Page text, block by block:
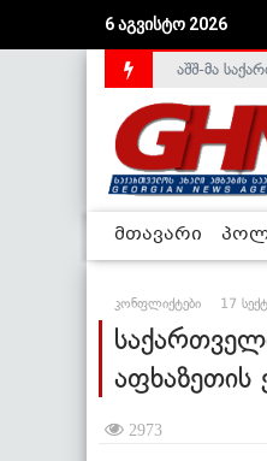
6 აგვისტო 2026
აშშ-მა
მთავარი
კონფლიქტები 17
აფხაზეთის
2973